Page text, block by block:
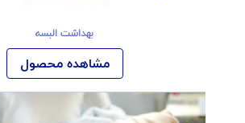
بهداشت البسه
مشاهده محصول